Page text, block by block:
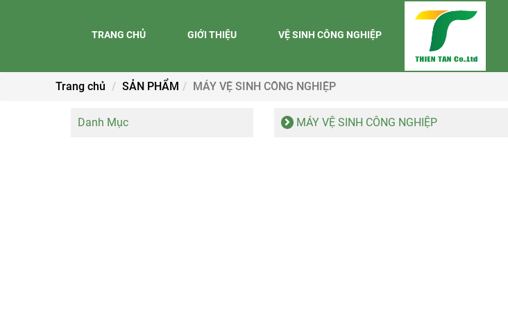
TRANG CHỦ GIỚI THIỆU VỆ SINH CÔNG NGHIỆP
Trang chủ SẢN PHẨM MÁY VỆ SINH CÔNG NGHIỆP
Danh Mục MÁY VỆ SINH CÔNG NGHIỆP